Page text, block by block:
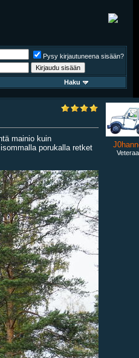
Pysy kirjautuneena sisään?
Haku
mainio kuin
porukalla retket